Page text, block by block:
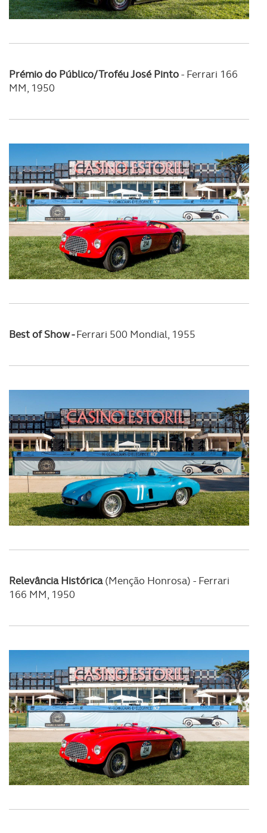
Prémio do Público/Troféu José Pinto- Ferrari 166
MM, 1950
Best of Show -Ferrari 500 Mondial, 1955
Relevância Histórica(Menção Honrosa) - Ferrari
166 MM, 1950